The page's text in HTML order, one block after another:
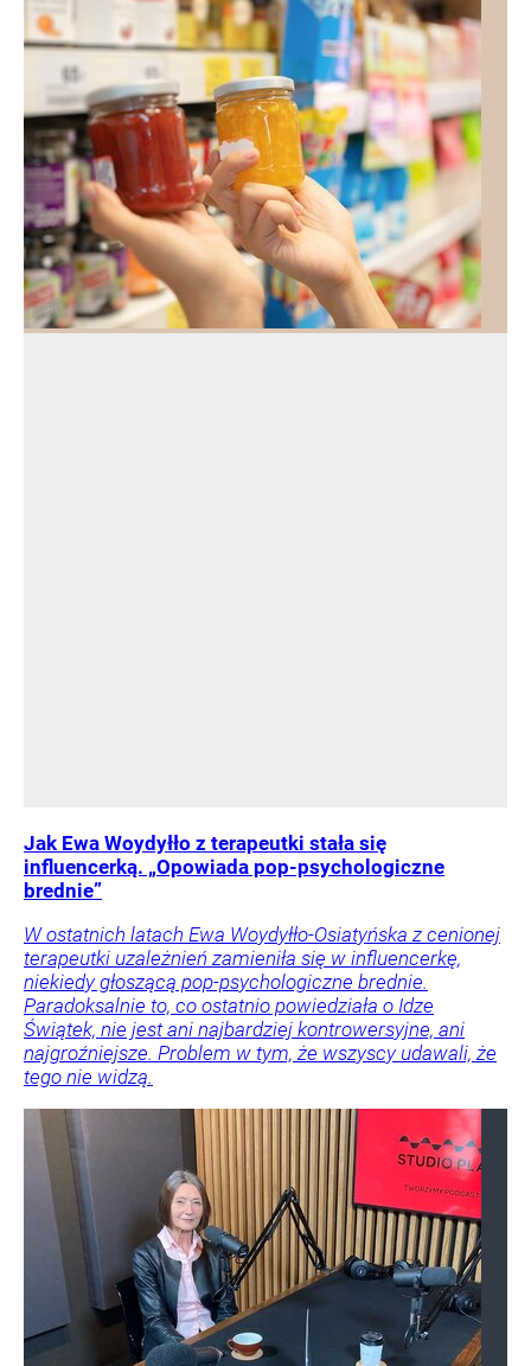
Jak Ewa Woydyłło z terapeutki stała się
influencerką. „Opowiada pop-psychologiczne
brednie”
W ostatnich latach Ewa Woydyłło-Osiatyńska z cenionej
terapeutki uzależnień zamieniła się w influencerkę,
niekiedy głoszącą pop-psychologiczne brednie.
Paradoksalnie to, co ostatnio powiedziała o Idze
Świątek, nie jest ani najbardziej kontrowersyjne, ani
najgroźniejsze. Problem w tym, że wszyscy udawali, że
tego nie widzą.